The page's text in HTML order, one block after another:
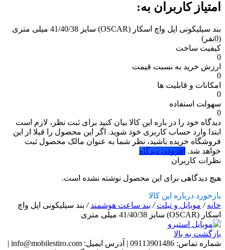
امتیاز کاربران به:
بند سیلیکونی اپل واچ اسکار (OSCAR) سایز 41/40/38 میلی متری
(0نفر)
کیفیت ساخت
0
ارزش خرید به نسبت قیمت
0
امکانات و قابلیت ها
0
سهولت استفاده
0
دیدگاه خود را در باره این کالا بیان کنید برای ثبت نظر، لازم است
ابتدا وارد حساب کاربری خود شوید. اگر این محصول را قبلا از این
فروشگاه خریده باشید، نظر شما به عنوان مالک محصول ثبت
خواهد شد. افزودن دیدگاه
نظرات کاربران
هیچ دیدگاهی برای این محصول نوشته نشده است.
بازخورد درباره این کالا
خانه/ موبایل و تبلت/ بند ساعت هوشمند/ بند سیلیکونی اپل واچ
اسکار (OSCAR) سایز 41/40/38 میلی متری
بازگشت به بالا
شماره تماس: 09113901486
| آدرس ایمیل: info@mobilestiro.com
|